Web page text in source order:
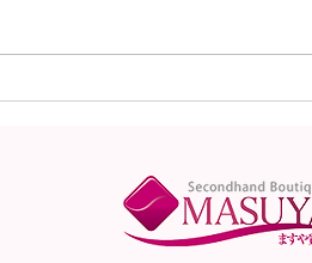
本日（8月5日）の金
（Pt900）の買取価格！